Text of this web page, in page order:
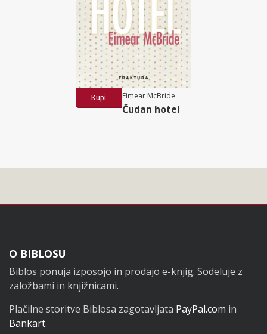
Kupi Eimear McBride
Čudan hotel
Noga
O BIBLOSU
Biblos ponuja izposojo in prodajo e-knjig. Sodeluje z
založbami in knjižnicami.
Plačilne storitve Biblosa zagotavljata PayPal.com in
Bankart.